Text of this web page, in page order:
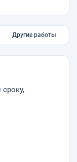
Другие работы